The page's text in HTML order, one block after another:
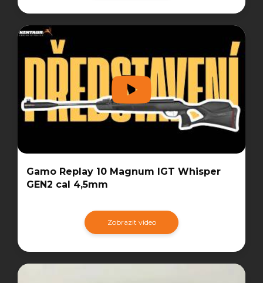
Gamo Replay 10 Magnum IGT Whisper
GEN2 cal 4,5mm
Zobrazit video